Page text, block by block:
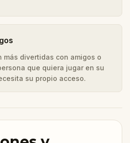
más divertidas con amigos o
que quiera jugar en su
su propio acceso.